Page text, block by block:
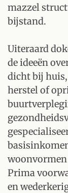
mazzel
bijstand.
Uiteraard
de ideeën
dicht bij
herstel of
woonvormen
Prima
en